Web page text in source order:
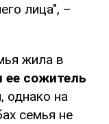
лица", –
жила в
ее сожитель
однако на
семья не